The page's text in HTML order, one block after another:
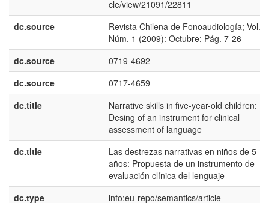
cle/view/21091/22811
dc.source
Revista Chilena de Fonoaudiología; Vol. 9
Núm. 1 (2009): Octubre; Pág. 7-26
dc.source
0719-4692
dc.source
0717-4659
dc.title
Narrative skills in five-year-old children:
Desing of an instrument for clinical
assessment of language
dc.title
Las destrezas narrativas en niños de 5
años: Propuesta de un instrumento de
evaluación clínica del lenguaje
dc.type
info:eu-repo/semantics/article